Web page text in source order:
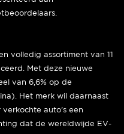
volledig assortiment van 11
Met deze nieuwe
van 6,6% op de
Het merk wil daarnaast
auto’s een
dat de wereldwijde EV-